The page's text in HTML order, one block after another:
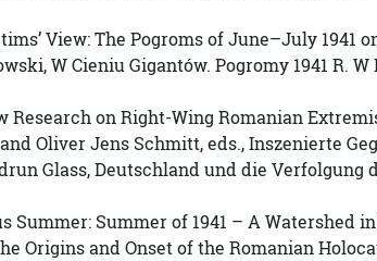
View: The Pogroms of June–July 1941
W Cieniu Gigantów. Pogromy 1941 R.
Research on Right-Wing Romanian
Oliver Jens Schmitt, eds., Inszenierte
Glass, Deutschland und die
Summer: Summer of 1941 – A Watershed
Origins and Onset of the Romanian